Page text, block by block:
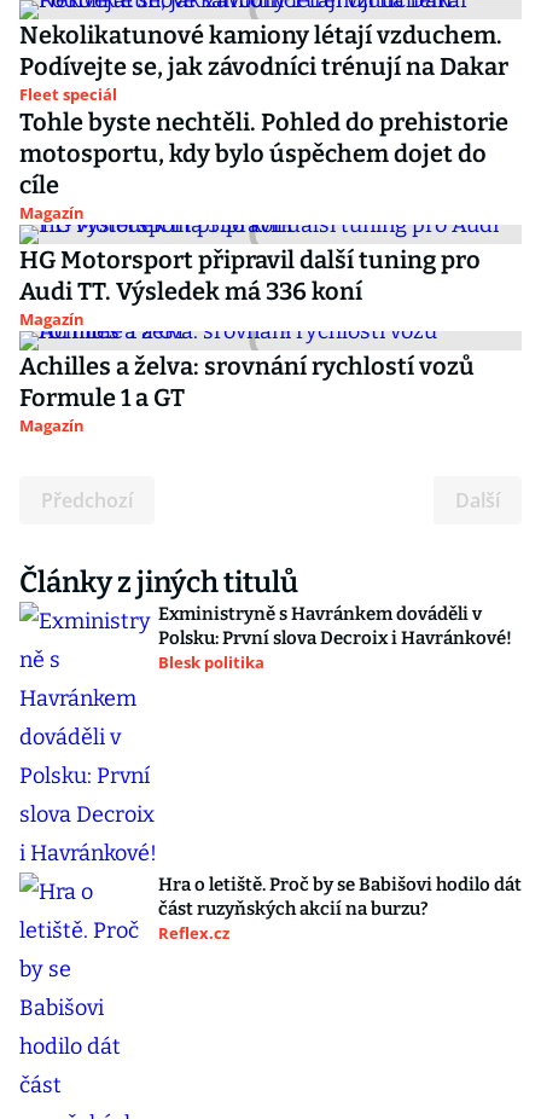
Nekolikatunové kamiony létají vzduchem.
Podívejte se, jak závodníci trénují na Dakar
Fleet speciál
Tohle byste nechtěli. Pohled do prehistorie
motosportu, kdy bylo úspěchem dojet do
cíle
Magazín
HG Motorsport připravil další tuning pro
Audi TT. Výsledek má 336 koní
Magazín
Achilles a želva: srovnání rychlostí vozů
Formule 1 a GT
Magazín
Předchozí Další
Články z jiných titulů
Exministryně s Havránkem dováděli v
Polsku: První slova Decroix i Havránkové!
Blesk politika
Hra o letiště. Proč by se Babišovi hodilo dát
část ruzyňských akcií na burzu?
Reflex.cz